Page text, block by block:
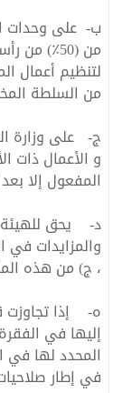
‌ب- على وحدات
من (50٪)
لتنظيم أعمال
من السلطة
‌ج- على وزارة
و الأعمال ذات
المفعول إلا
‌د- يحق للهيئة
والمزايدات في
، ج) من هذه
‌ه- إذا تجاوزت
إليها في
المحدد لها في
في إطار